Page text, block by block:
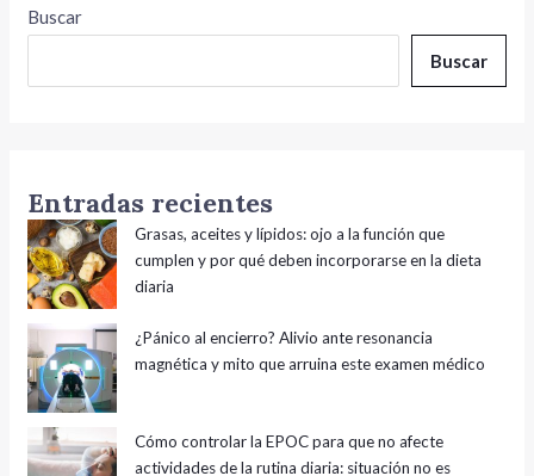
Buscar
Buscar
Entradas recientes
Grasas, aceites y lípidos: ojo a la función que
cumplen y por qué deben incorporarse en la dieta
diaria
¿Pánico al encierro? Alivio ante resonancia
magnética y mito que arruina este examen médico
Cómo controlar la EPOC para que no afecte
actividades de la rutina diaria: situación no es